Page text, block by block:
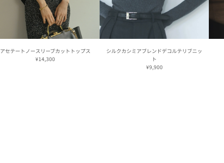
アセテートノースリーブカットトップス
¥14,300
シルクカシミアブレンドデコルテリブニッ
ト
¥9,900